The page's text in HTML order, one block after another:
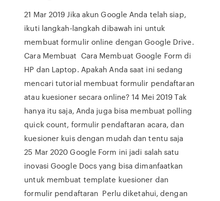
21 Mar 2019 Jika akun Google Anda telah siap,
ikuti langkah-langkah dibawah ini untuk
membuat formulir online dengan Google Drive.
Cara Membuat Cara Membuat Google Form di
HP dan Laptop. Apakah Anda saat ini sedang
mencari tutorial membuat formulir pendaftaran
atau kuesioner secara online? 14 Mei 2019 Tak
hanya itu saja, Anda juga bisa membuat polling
quick count, formulir pendaftaran acara, dan
kuesioner kuis dengan mudah dan tentu saja
25 Mar 2020 Google Form ini jadi salah satu
inovasi Google Docs yang bisa dimanfaatkan
untuk membuat template kuesioner dan
formulir pendaftaran Perlu diketahui, dengan